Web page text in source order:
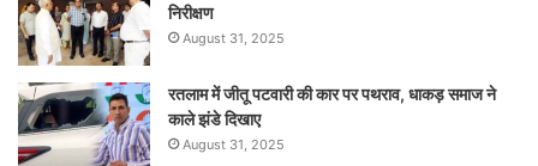
निरीक्षण
August 31, 2025
रतलाम में जीतू पटवारी की कार पर पथराव, धाकड़ समाज ने
काले झंडे दिखाए
August 31, 2025